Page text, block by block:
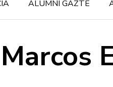
ALUMNI GAZTE